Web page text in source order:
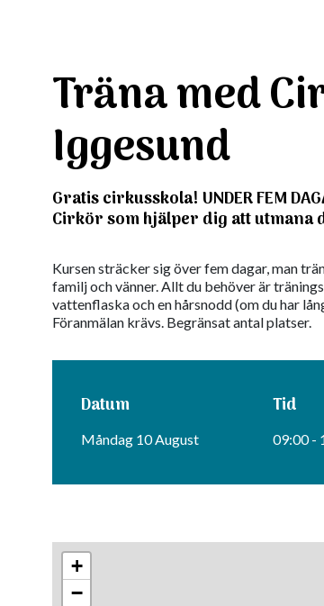
Träna med
Iggesund
Gratis cirkusskola! UNDER FEM
Cirkör som hjälper dig att utmana
Kursen sträcker sig över fem dagar, man
familj och vänner. Allt du behöver är
vattenflaska och en hårsnodd (om du har
Föranmälan krävs. Begränsat antal platser.
Datum Tid
Måndag 10 August 09:00 -
+
−